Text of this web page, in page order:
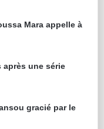
Mara appelle à
après une série
gracié par le